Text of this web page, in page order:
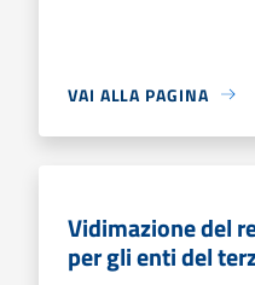
VAI ALLA PAGINA
Vidimazione del
per gli enti del